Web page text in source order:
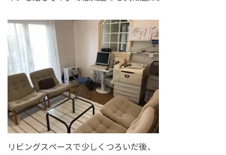
リビングスペースで少しくつろいだ後、